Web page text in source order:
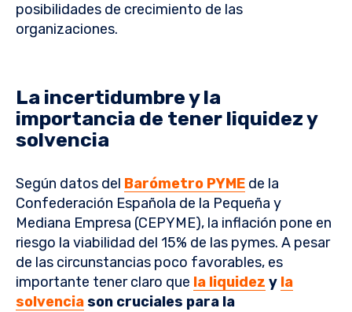
posibilidades de crecimiento de las
organizaciones.
La incertidumbre y la
importancia de tener liquidez y
solvencia
Según datos del Barómetro PYME de la
Confederación Española de la Pequeña y
Mediana Empresa (CEPYME), la inflación pone en
riesgo la viabilidad del 15% de las pymes. A pesar
de las circunstancias poco favorables, es
importante tener claro que la liquidez y la
solvenciason cruciales para la